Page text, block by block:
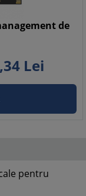
de
34Lei
pentru